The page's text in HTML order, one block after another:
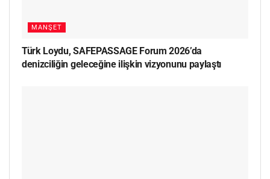
MANŞET
Türk Loydu, SAFEPASSAGE Forum 2026’da
denizciliğin geleceğine ilişkin vizyonunu paylaştı